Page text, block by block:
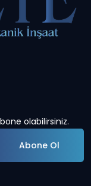
olabilirsiniz.
Abone Ol